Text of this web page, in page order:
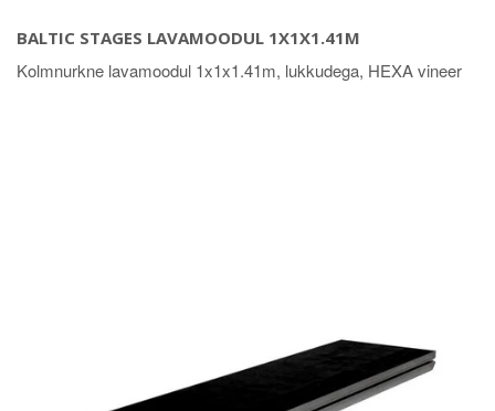
BALTIC STAGES LAVAMOODUL 1X1X1.41M
Kolmnurkne lavamoodul 1x1x1.41m, lukkudega, HEXA vineer